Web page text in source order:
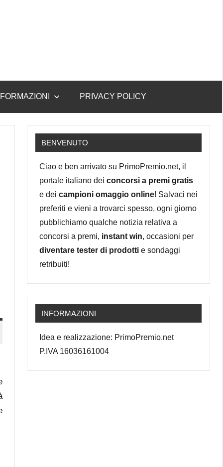
PRIVACY POLICY
BENVENUTO
Ciao e ben arrivato su PrimoPremio.net, il
portale italiano dei concorsi a premi gratis
e dei campioni omaggio online! Salvaci nei
preferiti e vieni a trovarci spesso, ogni giorno
pubblichiamo qualche notizia relativa a
concorsi a premi, instant win, occasioni per
diventare tester di prodotti e sondaggi
retribuiti!
INFORMAZIONI
Idea e realizzazione: PrimoPremio.net
P.IVA 16036161004